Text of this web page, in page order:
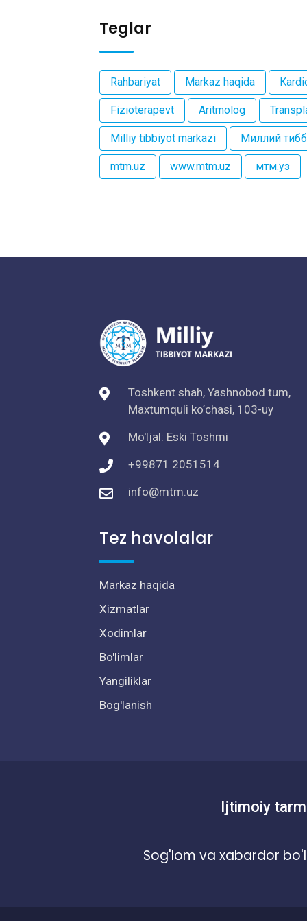
Teglar
Rahbariyat Markaz haqida
Fizioterapevt Aritmolog
Milliy tibbiyot markazi Миллий
mtm.uz www.mtm.uz мтм.уз
Toshkent shah, Yashnobod tum,
Maxtumquli koʼchasi, 103-uy
Mo'ljal: Eski Toshmi
+99871 2051514
info@mtm.uz
Tez havolalar
Markaz haqida
Xizmatlar
Xodimlar
Bo'limlar
Yangiliklar
Bog'lanish
Ijtimoiy
Sog'lom va xabardor